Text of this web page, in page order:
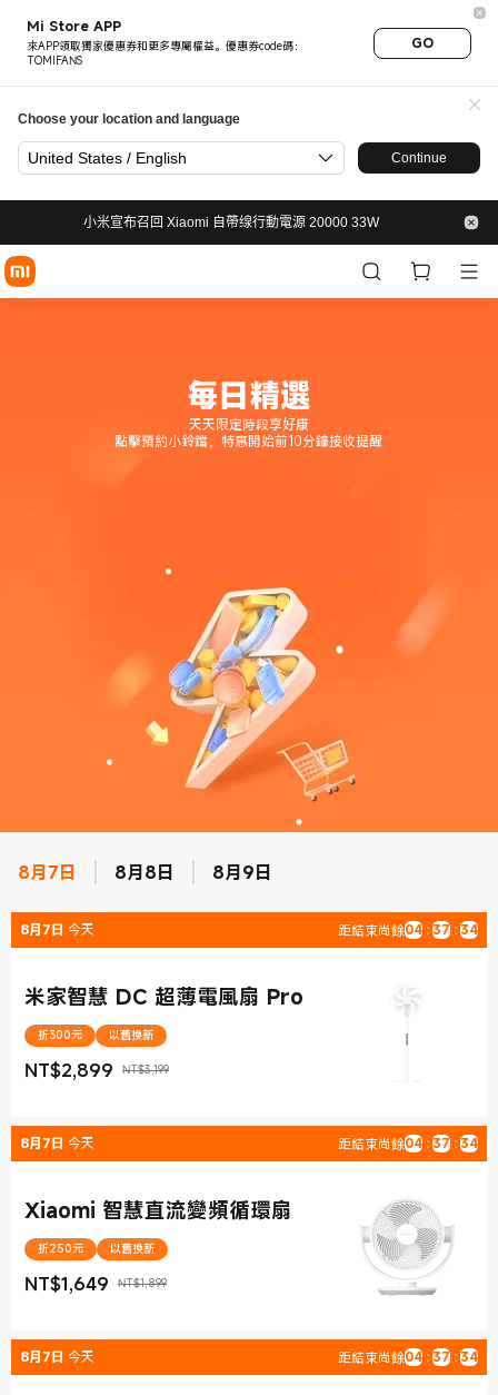
Mi Store APP
來APP領取獨家優惠券和更多專屬權益。優惠券code碼：
TOMIFANS
GO
Choose your location and language
United States / English Continue
小米宣布召回 Xiaomi 自帶缐行動電源 20000 33W
小米台灣官網每日精選｜天天
每日精選
天天限定時段享好康
點擊預約小鈴鐺，特惠開始前10分鐘接收提醒
8月7日 8月8日 8月9日
8月7日 今天 距結束尚餘04 :37 :33
米家智慧 DC 超薄電風扇 Pro
折300元 以舊換新
NT$2,899
現價 NT$2,899 NT$3,199
銷售價格 NT$3,199
8月7日 今天 距結束尚餘04 :37 :33
Xiaomi 智慧直流變頻循環扇
折250元 以舊換新
NT$1,649
現價 NT$1,649 NT$1,899
銷售價格 NT$1,899
8月7日 今天 距結束尚餘04 :37 :33